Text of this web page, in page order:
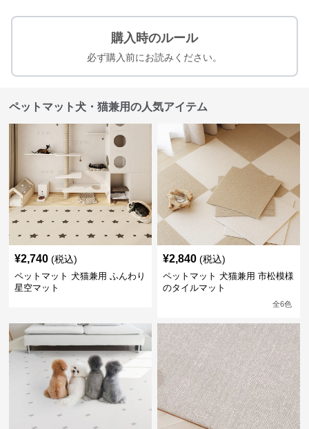
購入時のルール
必ず購入前にお読みください。
ペットマット犬・猫兼用の人気アイテム
¥2,740 (税込)
ペットマット 犬猫兼用 ふんわり
星空マット
¥2,840 (税込)
ペットマット 犬猫兼用 市松模様
のタイルマット
全6色